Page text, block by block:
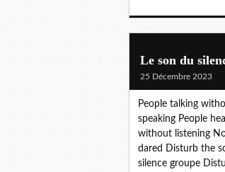
Le son du
25 Décembre 2023
People talking
speaking People
without listening
dared Disturb the
silence groupe